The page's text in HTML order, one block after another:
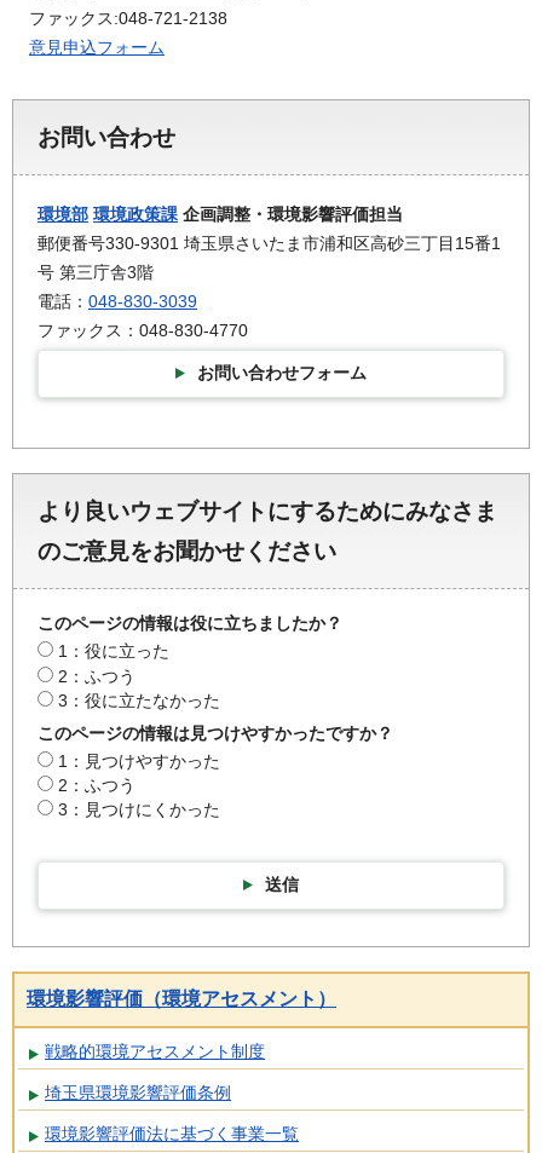
ファックス:048-721-2138
意見申込フォーム
お問い合わせ
環境部 環境政策課 企画調整・環境影響評価担当
郵便番号330-9301 埼玉県さいたま市浦和区高砂三丁目15番1
号 第三庁舎3階
電話： 048-830-3039
ファックス：048-830-4770
お問い合わせフォーム
より良いウェブサイトにするためにみなさま
のご意見をお聞かせください
このページの情報は役に立ちましたか？
1：役に立った
2：ふつう
3：役に立たなかった
このページの情報は見つけやすかったですか？
1：見つけやすかった
2：ふつう
3：見つけにくかった
送信
環境影響評価（環境アセスメント）
戦略的環境アセスメント制度
埼玉県環境影響評価条例
環境影響評価法に基づく事業一覧